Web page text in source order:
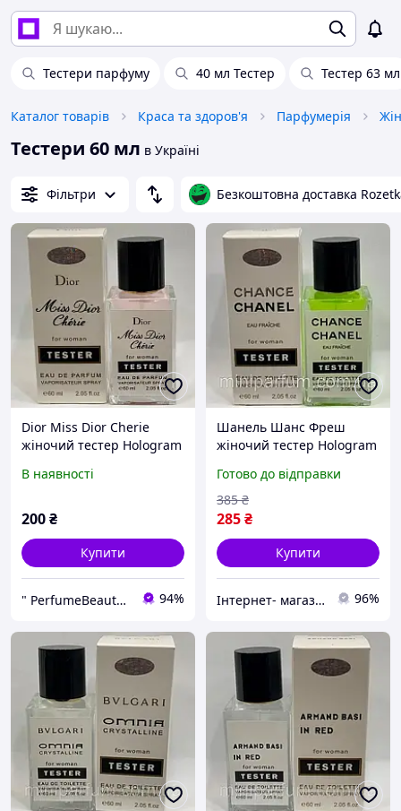
Тестери парфуму 40 мл Тестер Тестер 63 мл
Каталог товарів Краса та здоров'я Парфумерія
Тестери 60 мл в Україні
Фільтри Безкоштовна доставка
Dior Miss Dior Cherie
жіночий тестер Hologram
В наявності
200₴
Купити
" PerfumeBeautyShop" 94%
Шанель Шанс Фреш
жіночий тестер Hologram
Готово до відправки
285₴
385 ₴
Купити
Iнтернет- магазин catrin.com.ua 96%